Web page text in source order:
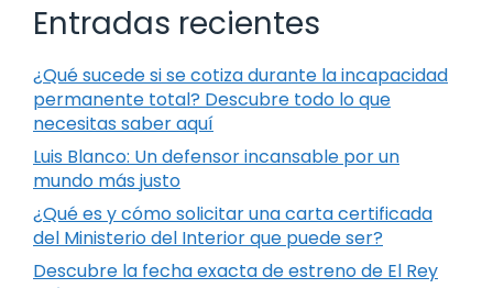
Entradas recientes
¿Qué sucede si se cotiza durante la incapacidad
permanente total? Descubre todo lo que
necesitas saber aquí
Luis Blanco: Un defensor incansable por un
mundo más justo
¿Qué es y cómo solicitar una carta certificada
del Ministerio del Interior que puede ser?
Descubre la fecha exacta de estreno de El Rey